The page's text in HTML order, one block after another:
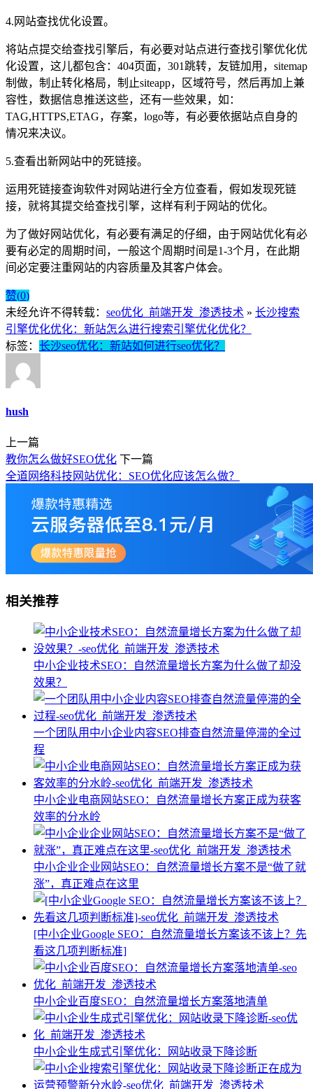
4.网站查找优化设置。
将站点提交给查找引擎后，有必要对站点进行查找引擎优化优
化设置，这儿都包含：404页面，301跳转，友链加用，sitemap
制做，制止转化格局，制止siteapp，区域符号，然后再加上兼
容性，数据信息推送这些，还有一些效果，如：
TAG,HTTPS,ETAG，存案，logo等，有必要依据站点自身的
情况来决议。
5.查看出新网站中的死链接。
运用死链接查询软件对网站进行全方位查看，假如发现死链
接，就将其提交给查找引擎，这样有利于网站的优化。
为了做好网站优化，有必要有满足的仔细，由于网站优化有必
要有必定的周期时间，一般这个周期时间是1-3个月，在此期
间必定要注重网站的内容质量及其客户体会。
赞(0)
未经允许不得转载： seo优化_前端开发_渗透技术 » 长沙搜索
引擎优化优化：新站怎么进行搜索引擎优化优化？
标签： 长沙seo优化：新站如何进行seo优化？
hush
上一篇
教你怎么做好SEO优化 下一篇
全道网络科技网站优化：SEO优化应该怎么做？
相关推荐
中小企业技术SEO：自然流量增长方案为什么做了却没
效果？
一个团队用中小企业内容SEO排查自然流量停滞的全过
程
中小企业电商网站SEO：自然流量增长方案正成为获客
效率的分水岭
中小企业企业网站SEO：自然流量增长方案不是“做了就
涨”，真正难点在这里
[中小企业Google SEO：自然流量增长方案该不该上？先
看这几项判断标准]
中小企业百度SEO：自然流量增长方案落地清单
中小企业生成式引擎优化：网站收录下降诊断